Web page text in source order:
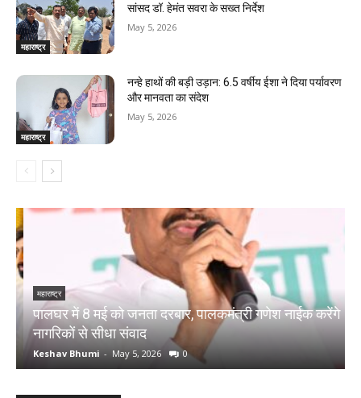
महाराष्ट्र
सांसद डॉ. हेमंत सवरा के सख्त निर्देश
May 5, 2026
महाराष्ट्र
नन्हे हाथों की बड़ी उड़ान: 6.5 वर्षीय ईशा ने दिया पर्यावरण
और मानवता का संदेश
May 5, 2026
महाराष्ट्र
पालघर में 8 मई को जनता दरबार, पालकमंत्री गणेश नाईक करेंगे
नागरिकों से सीधा संवाद
Keshav Bhumi - May 5, 2026 0